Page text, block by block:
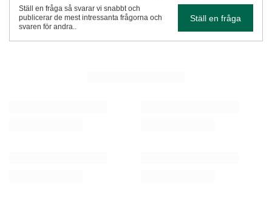
Ställ en fråga så svarar vi snabbt och
publicerar de mest intressanta frågorna och
svaren för andra..
Ställ en fråga